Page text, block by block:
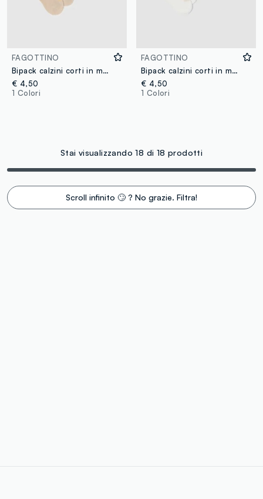
FAGOTTINO
Bipack calzini corti in misto cotone multicolor da neonato con disegni
€ 4,50
1 Colori
FAGOTTINO
Bipack calzini corti in misto cotone organico multicolor da neonato
€ 4,50
1 Colori
Stai visualizzando 18 di 18 prodotti
Scroll infinito 🙄 ? No grazie. Filtra!